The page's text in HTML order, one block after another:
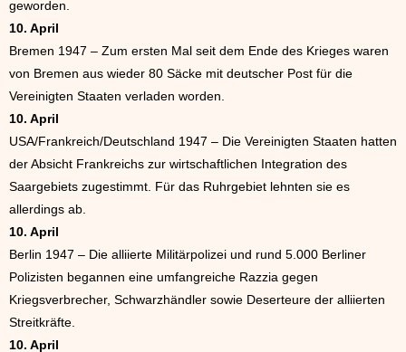
geworden.
10. April
Bremen 1947 – Zum ersten Mal seit dem Ende des Krieges waren
von Bremen aus wieder 80 Säcke mit deutscher Post für die
Vereinigten Staaten verladen worden.
10. April
USA/Frankreich/Deutschland 1947 – Die Vereinigten Staaten hatten
der Absicht Frankreichs zur wirtschaftlichen Integration des
Saargebiets zugestimmt. Für das Ruhrgebiet lehnten sie es
allerdings ab.
10. April
Berlin 1947 – Die alliierte Militärpolizei und rund 5.000 Berliner
Polizisten begannen eine umfangreiche Razzia gegen
Kriegsverbrecher, Schwarzhändler sowie Deserteure der alliierten
Streitkräfte.
10. April